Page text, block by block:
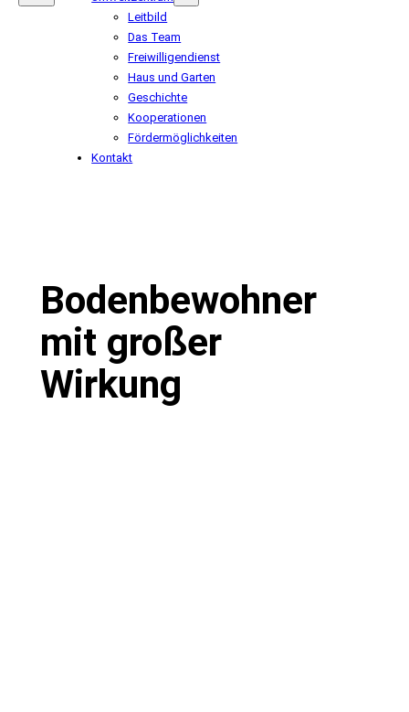
Leitbild
Das Team
Freiwilligendienst
Haus und Garten
Geschichte
Kooperationen
Fördermöglichkeiten
Kontakt
Bodenbewohner
mit großer
Wirkung